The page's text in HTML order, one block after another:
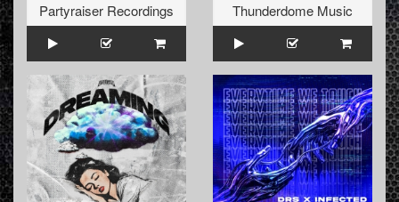
Partyraiser Recordings
Thunderdome Music